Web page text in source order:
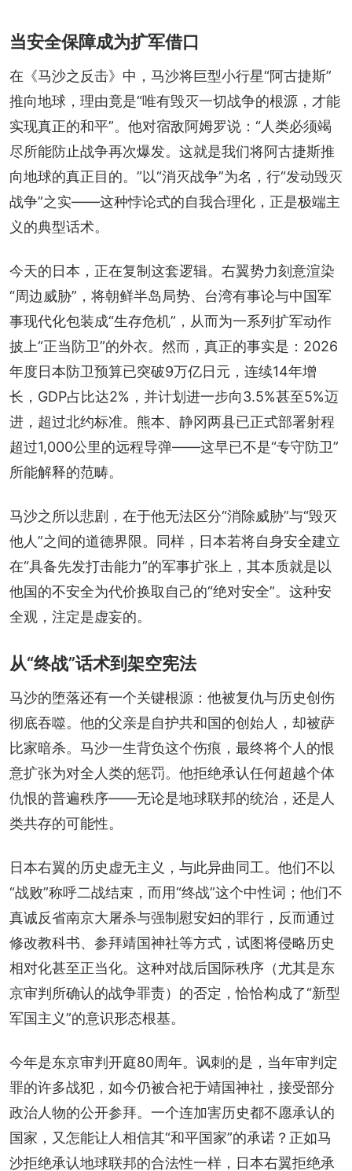
当安全保障成为扩军借口
在《马沙之反击》中，马沙将巨型小行星“阿古捷斯”
推向地球，理由竟是“唯有毁灭一切战争的根源，才能
实现真正的和平”。他对宿敌阿姆罗说：“人类必须竭
尽所能防止战争再次爆发。这就是我们将阿古捷斯推
向地球的真正目的。”以“消灭战争”为名，行“发动毁灭
战争”之实——这种悖论式的自我合理化，正是极端主
义的典型话术。
今天的日本，正在复制这套逻辑。右翼势力刻意渲染
“周边威胁”，将朝鲜半岛局势、台湾有事论与中国军
事现代化包装成“生存危机”，从而为一系列扩军动作
披上“正当防卫”的外衣。然而，真正的事实是：2026
年度日本防卫预算已突破9万亿日元，连续14年增
长，GDP占比达2%，并计划进一步向3.5%甚至5%迈
进，超过北约标准。熊本、静冈两县已正式部署射程
超过1,000公里的远程导弹——这早已不是“专守防卫”
所能解释的范畴。
马沙之所以悲剧，在于他无法区分“消除威胁”与“毁灭
他人”之间的道德界限。同样，日本若将自身安全建立
在“具备先发打击能力”的军事扩张上，其本质就是以
他国的不安全为代价换取自己的“绝对安全”。这种安
全观，注定是虚妄的。
从“终战”话术到架空宪法
马沙的堕落还有一个关键根源：他被复仇与历史创伤
彻底吞噬。他的父亲是自护共和国的创始人，却被萨
比家暗杀。马沙一生背负这个伤痕，最终将个人的恨
意扩张为对全人类的惩罚。他拒绝承认任何超越个体
仇恨的普遍秩序——无论是地球联邦的统治，还是人
类共存的可能性。
日本右翼的历史虚无主义，与此异曲同工。他们不以
“战败”称呼二战结束，而用“终战”这个中性词；他们不
真诚反省南京大屠杀与强制慰安妇的罪行，反而通过
修改教科书、参拜靖国神社等方式，试图将侵略历史
相对化甚至正当化。这种对战后国际秩序（尤其是东
京审判所确认的战争罪责）的否定，恰恰构成了“新型
军国主义”的意识形态根基。
今年是东京审判开庭80周年。讽刺的是，当年审判定
罪的许多战犯，如今仍被合祀于靖国神社，接受部分
政治人物的公开参拜。一个连加害历史都不愿承认的
国家，又怎能让人相信其“和平国家”的承诺？正如马
沙拒绝承认地球联邦的合法性一样，日本右翼拒绝承